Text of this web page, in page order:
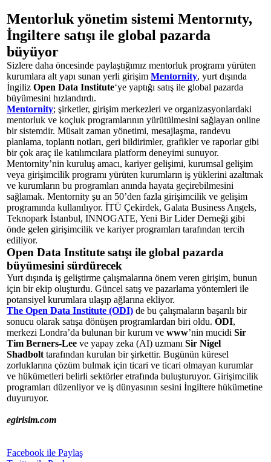
Mentorluk yönetim sistemi Mentornıty,
İngiltere satışı ile global pazarda
büyüyor
Sizlere daha öncesinde paylaştığımız mentorluk programı yürüten
kurumlara alt yapı sunan yerli girişimMentornity, yurt dışında
İngilizOpen Data Institute‘ye yaptığı satış ile global pazarda
büyümesini hızlandırdı.
Mentornity; şirketler, girişim merkezleri ve organizasyonlardaki
mentorluk ve koçluk programlarının yürütülmesini sağlayan online
bir sistemdir. Müsait zaman yönetimi, mesajlaşma, randevu
planlama, toplantı notları, geri bildirimler, grafikler ve raporlar gibi
bir çok araç ile katılımcılara platform deneyimi sunuyor.
Mentornity’nin kuruluş amacı, kariyer gelişimi, kurumsal gelişim
veya girişimcilik programı yürüten kurumların iş yüklerini azaltmak
ve kurumların bu programları anında hayata geçirebilmesini
sağlamak. Mentornity şu an 50’den fazla girişimcilik ve gelişim
programında kullanılıyor. İTÜ Çekirdek, Galata Business Angels,
Teknopark İstanbul, INNOGATE, Yeni Bir Lider Derneği gibi
önde gelen girişimcilik ve kariyer programları tarafından tercih
ediliyor.
Open Data Institute satışı ile global pazarda
büyümesini sürdürecek
Yurt dışında iş geliştirme çalışmalarına önem veren girişim, bunun
için bir ekip oluşturdu. Güncel satış ve pazarlama yöntemleri ile
potansiyel kurumlara ulaşıp ağlarına ekliyor.
The Open Data Institute (ODI) de bu çalışmaların başarılı bir
sonucu olarak satışa dönüşen programlardan biri oldu.ODI,
merkezi Londra’da bulunan bir kurum vewww’nin mucidiSir
Tim Berners-Lee ve yapay zeka (AI) uzmanıSir Nigel
Shadbolt tarafından kurulan bir şirkettir. Bugünün küresel
zorluklarına çözüm bulmak için ticari ve ticari olmayan kurumlar
ve hükümetleri belirli sektörler etrafında buluşturuyor. Girişimcilik
programları düzenliyor ve iş dünyasının sesini İngiltere hükümetine
duyuruyor.
egirisim.com
Facebook ile Paylaş